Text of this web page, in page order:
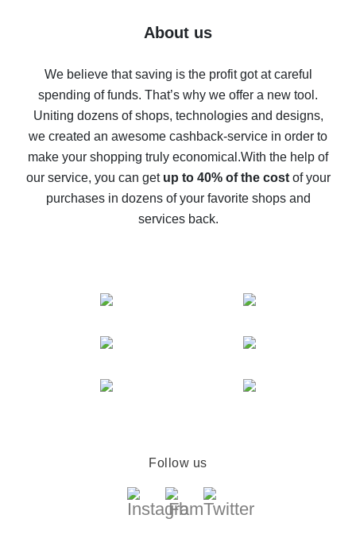
Five ways to get the most cash back on AliExpress
back
10% cash back on AliExpress - the impossible is
possible
The best cash back on AliExpress - how to find it
The best cash back service for AliExpress - let's
compare offers
About us
We believe that saving is the profit got at careful
spending of funds. That’s why we offer a new tool.
Uniting dozens of shops, technologies and designs,
we created an awesome cashback-service in order to
make your shopping truly economical.With the help of
our service, you can get up to 40% of the costof your
purchases in dozens of your favorite shops and
services back.
Follow us